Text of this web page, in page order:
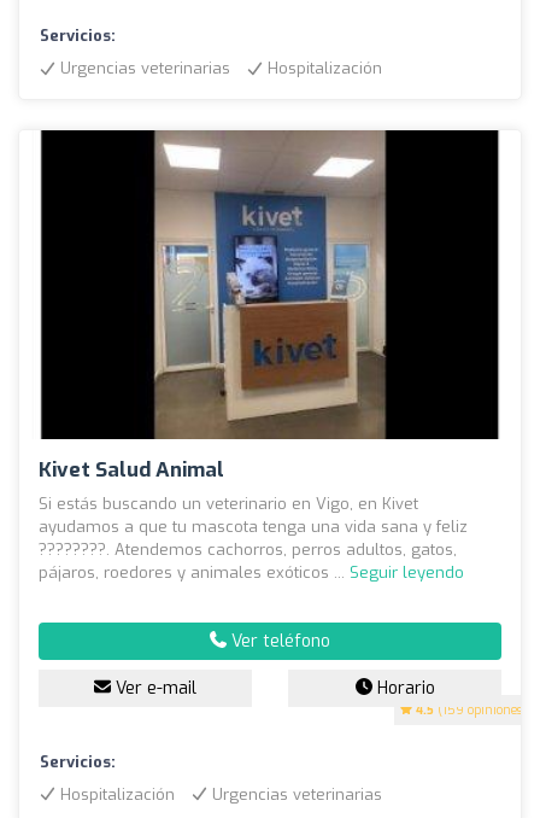
Servicios:
Urgencias veterinarias
Hospitalización
Kivet Salud Animal
4.5 (159 opiniones)
Si estás buscando un veterinario en Vigo, en Kivet
ayudamos a que tu mascota tenga una vida sana y feliz
????????. Atendemos cachorros, perros adultos, gatos,
pájaros, roedores y animales exóticos ... Seguir leyendo
Ver teléfono
Ver e-mail Horario
Servicios:
Hospitalización
Urgencias veterinarias